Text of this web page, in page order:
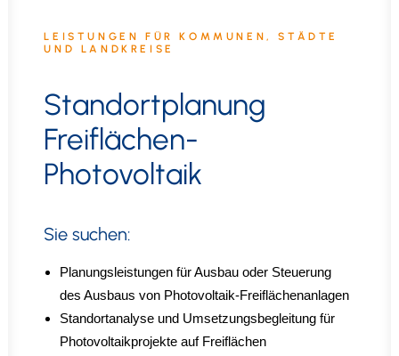
LEISTUNGEN FÜR KOMMUNEN, STÄDTE
UND LANDKREISE
Standortplanung
Freiflächen-
Photovoltaik
Sie suchen:
Planungsleistungen für Ausbau oder Steuerung
des Ausbaus von Photovoltaik-Freiflächenanlagen
Standortanalyse und Umsetzungsbegleitung für
Photovoltaikprojekte auf Freiflächen